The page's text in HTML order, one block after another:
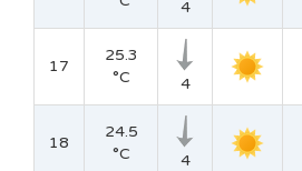
4
17
25.3
°C
4
18
24.5
°C
4